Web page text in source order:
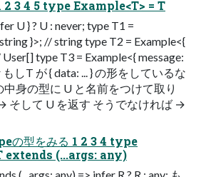
2 3 4 5 type Example<T> = T
U } ? U : never; type T1 =
}>; // string type T2 = Example<{
type T3 = Example<{ message:
しT が { data: ... } の形をしているな
中身の型に U と名前をつけて取り
そして U を返す そうでなければ →
の型をみる 1 2 3 4 type
extends (...args: any)